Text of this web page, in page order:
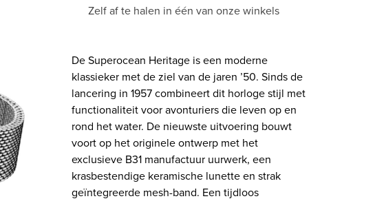
Zelf af te halen in één van onze winkels
De Superocean Heritage is een moderne
klassieker met de ziel van de jaren ’50. Sinds de
lancering in 1957 combineert dit horloge stijl met
functionaliteit voor avonturiers die leven op en
rond het water. De nieuwste uitvoering bouwt
voort op het originele ontwerp met het
exclusieve B31 manufactuur uurwerk, een
krasbestendige keramische lunette en strak
geïntegreerde mesh-band. Een tijdloos